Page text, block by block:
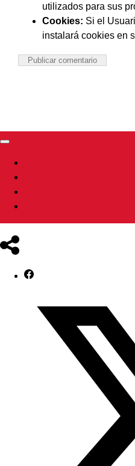
utilizados para sus
Cookies: Si el
instalará cookies en
Toggle